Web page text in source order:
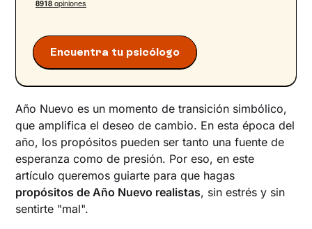
Encuentra tu psicólogo
Año Nuevo es un momento de transición simbólico,
que amplifica el deseo de cambio. En esta época del
año, los propósitos pueden ser tanto una fuente de
esperanza como de presión. Por eso, en este
artículo queremos guiarte para que hagas
propósitos de Año Nuevo realistas, sin estrés y sin
sentirte "mal".